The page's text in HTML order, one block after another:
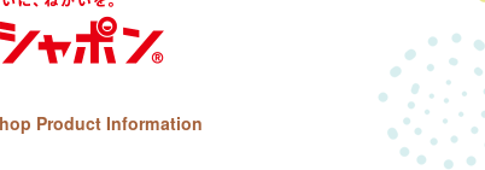
Product Information